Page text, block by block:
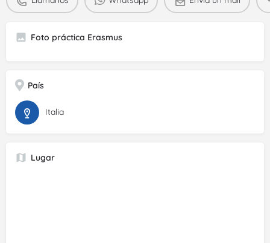
Foto práctica Erasmus
País
Italia
Lugar